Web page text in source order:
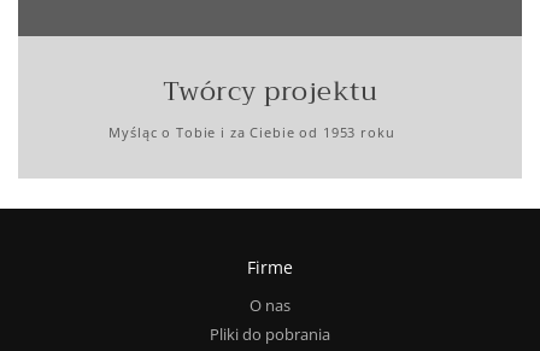
Twórcy projektu
Myśląc o Tobie i za Ciebie od 1953 roku
Firme
O nas
Pliki do pobrania